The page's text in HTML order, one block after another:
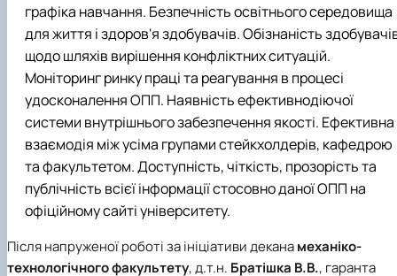
графіка навчання. Безпечність освітнього середовища
для життя і здоров'я здобувачів. Обізнаність
щодо шляхів вирішення конфліктних ситуацій.
Моніторинг ринку праці та реагування в процесі
удосконалення ОПП. Наявність ефективнодіючої
системи внутрішнього забезпечення якості. Ефективна
взаємодія між усіма групами стейкхолдерів, кафедрою
та факультетом. Доступність, чіткість, прозорість та
публічність всієї інформації стосовно даної ОПП на
офіційному сайті університету.
Після напруженої роботі за ініціативи деканамеханіко-
технологічного факультету, д.т.н. Братішка В.В., гаранта